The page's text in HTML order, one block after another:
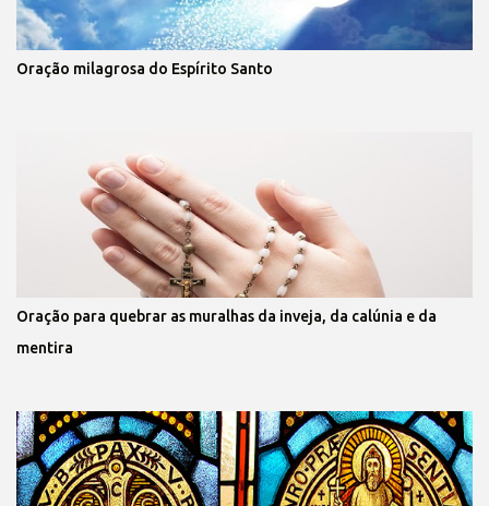
Oração milagrosa do Espírito Santo
Oração para quebrar as muralhas da inveja, da calúnia e da
mentira